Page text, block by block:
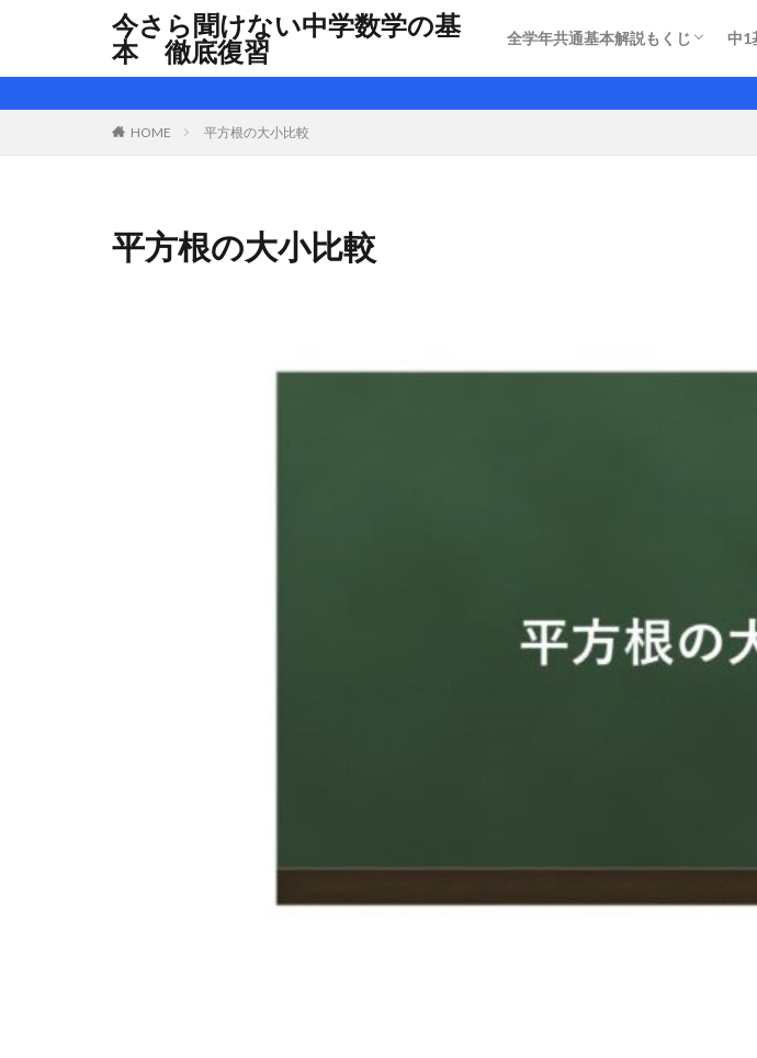
今さら聞けない中学数学の基
本 徹底復習
全学年共通基本解説もくじ 中1
HOME 平方根の大小比較
平方根の大小比較